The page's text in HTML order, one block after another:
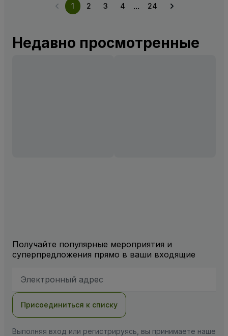
1 2 3 4 ... 24
Недавно просмотренные
Получайте популярные мероприятия и
суперпредложения прямо в ваши входящие
электронной
Присоединиться к списку
Выполняя вход или регистрируясь, вы принимаете наше